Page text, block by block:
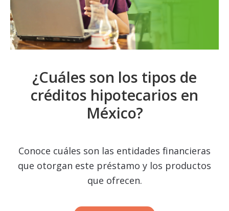
¿Cuáles son los tipos de
créditos hipotecarios en
México?
Conoce cuáles son las entidades financieras
que otorgan este préstamo y los productos
que ofrecen.